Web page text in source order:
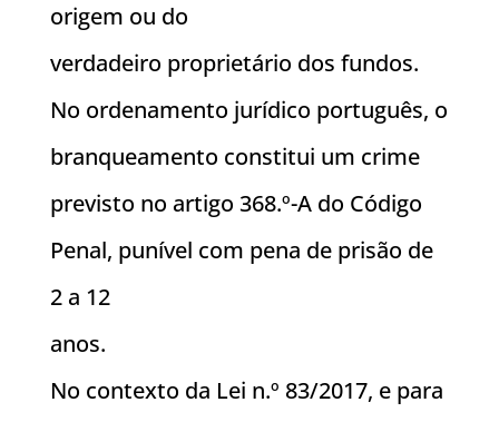
origem ou do
verdadeiro proprietário dos fundos.
No ordenamento jurídico português, o
branqueamento constitui um crime
previsto no artigo 368.º-A do Código
Penal, punível com pena de prisão de
2 a 12
anos.
No contexto da Lei n.º 83/2017, e para